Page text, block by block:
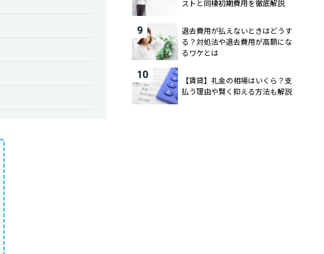
ストと同棲初期費用を徹底解説
9
退去費用が払えないときはどうす
る？対処法や退去費用が高額にな
るワケとは
10
【賃貸】礼金の相場はいくら？支
払う理由や賢く抑える方法も解説